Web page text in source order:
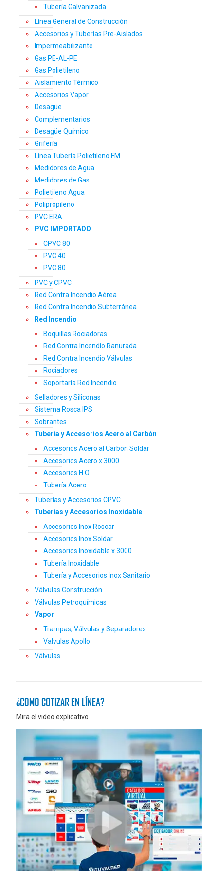
Tubería Galvanizada
Línea General de Construcción
Accesorios y Tuberías Pre-Aislados
Impermeabilizante
Gas PE-AL-PE
Gas Polietileno
Aislamiento Térmico
Accesorios Vapor
Desagüe
Complementarios
Desagüe Químico
Grifería
Línea Tubería Polietileno FM
Medidores de Agua
Medidores de Gas
Polietileno Agua
Polipropileno
PVC ERA
PVC IMPORTADO
CPVC 80
PVC 40
PVC 80
PVC y CPVC
Red Contra Incendio Aérea
Red Contra Incendio Subterránea
Red Incendio
Boquillas Rociadoras
Red Contra Incendio Ranurada
Red Contra Incendio Válvulas
Rociadores
Soportaría Red Incendio
Selladores y Siliconas
Sistema Rosca IPS
Sobrantes
Tubería y Accesorios Acero al Carbón
Accesorios Acero al Carbón Soldar
Accesorios Acero x 3000
Accesorios H.O
Tubería Acero
Tuberías y Accesorios CPVC
Tuberías y Accesorios Inoxidable
Accesorios Inox Roscar
Accesorios Inox Soldar
Accesorios Inoxidable x 3000
Tubería Inoxidable
Tubería y Accesorios Inox Sanitario
Válvulas Construcción
Válvulas Petroquímicas
Vapor
Trampas, Válvulas y Separadores
Valvulas Apollo
Válvulas
¿COMO COTIZAR EN LÍNEA?
Mira el video explicativo